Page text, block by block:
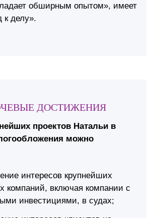
обширным опытом», имеет
к делу».
ДОСТИЖЕНИЯ
проектов Натальи в
можно
интересов крупнейших
компаний, включая компании с
инвестициями, в судах;